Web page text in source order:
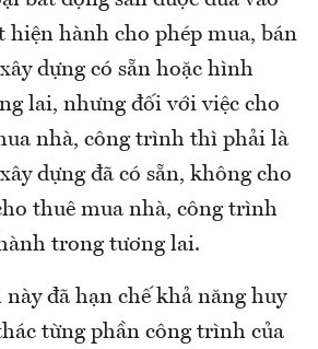
hành cho phép mua, bán
dựng có sẵn hoặc hình
lai, nhưng đối với việc cho
nhà, công trình thì phải là
dựng đã có sẵn, không cho
thuê mua nhà, công trình
trong tương lai.
đã hạn chế khả năng huy
từng phần công trình của